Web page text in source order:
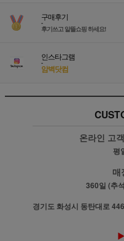
구매후기
-
후기쓰고 알뜰쇼핑 하세요!
인스타그램
-
암벽닷컴
온라인 고
평
매
360일 (추
경기도 화성시 동탄대로